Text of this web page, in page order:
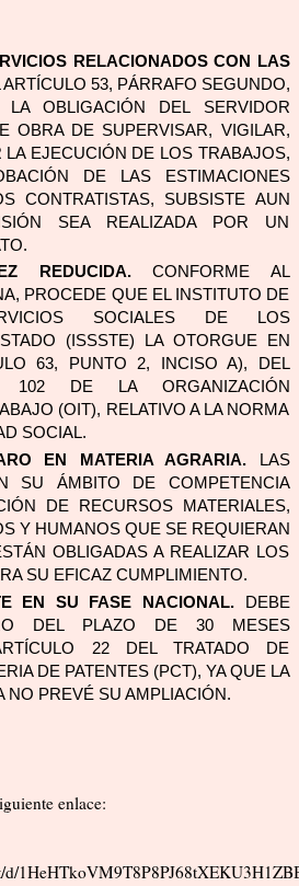
RELACIONADOS CON LAS
53, PÁRRAFO SEGUNDO,
OBLIGACIÓN DEL SERVIDOR
OBRA DE SUPERVISAR, VIGILAR,
EJECUCIÓN DE LOS TRABAJOS,
DE LAS ESTIMACIONES
CONTRATISTAS, SUBSISTE AUN
SEA REALIZADA POR UN
REDUCIDA. CONFORME AL
PROCEDE QUE EL INSTITUTO DE
SOCIALES DE LOS
(ISSSTE) LA OTORGUE EN
63, PUNTO 2, INCISO A), DEL
102 DE LA ORGANIZACIÓN
(OIT), RELATIVO A LA NORMA
SOCIAL.
EN MATERIA AGRARIA. LAS
SU ÁMBITO DE COMPETENCIA
DE RECURSOS MATERIALES,
Y HUMANOS QUE SE REQUIERAN
OBLIGADAS A REALIZAR LOS
SU EFICAZ CUMPLIMIENTO.
EN SU FASE NACIONAL. DEBE
DEL PLAZO DE 30 MESES
22 DEL TRATADO DE
DE PATENTES (PCT), YA QUE LA
NO PREVÉ SU AMPLIACIÓN.
enlace:
d/